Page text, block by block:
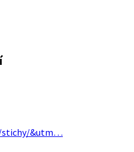
stichy/&utm…